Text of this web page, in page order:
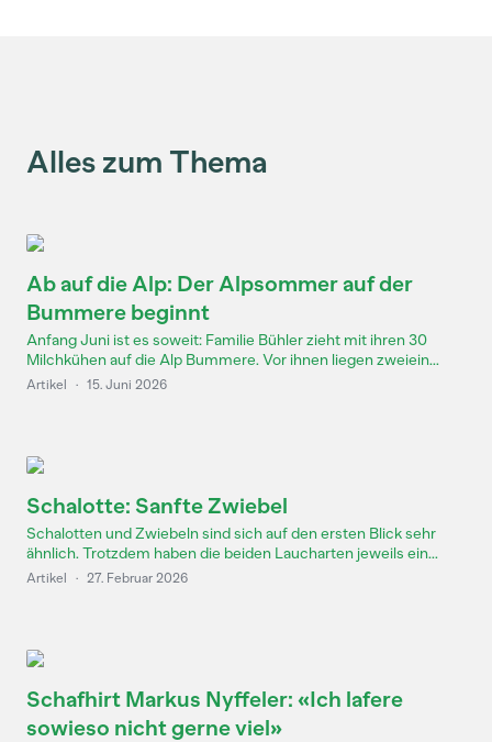
Alles zum Thema
Ab auf die Alp: Der Alpsommer auf der
Bummere beginnt
Anfang Juni ist es soweit: Familie Bühler zieht mit ihren 30
Milchkühen auf die Alp Bummere. Vor ihnen liegen zweiein...
Artikel · 15. Juni 2026
Schalotte: Sanfte Zwiebel
Schalotten und Zwiebeln sind sich auf den ersten Blick sehr
ähnlich. Trotzdem haben die beiden Laucharten jeweils ein...
Artikel · 27. Februar 2026
Schafhirt Markus Nyffeler: «Ich lafere
sowieso nicht gerne viel»